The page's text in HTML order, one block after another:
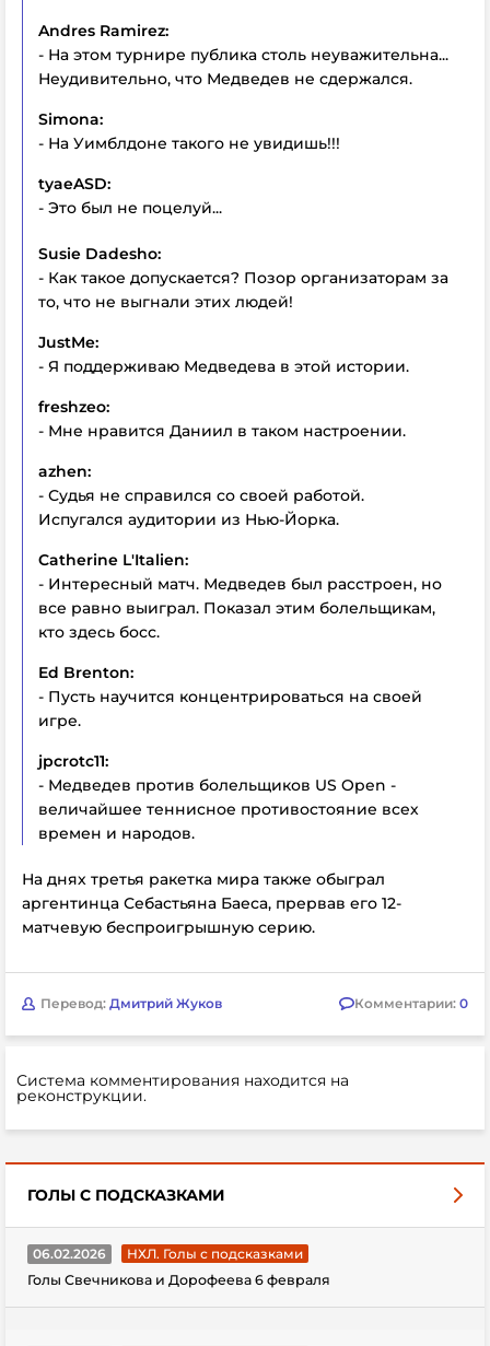
Andres Ramirez:
- На этом турнире публика столь неуважительна...
Неудивительно, что Медведев не сдержался.
Simona:
- На Уимблдоне такого не увидишь!!!
tyaeASD:
- Это был не поцелуй...
Susie Dadesho:
- Как такое допускается? Позор организаторам за
то, что не выгнали этих людей!
JustMe:
- Я поддерживаю Медведева в этой истории.
freshzeo:
- Мне нравится Даниил в таком настроении.
azhen:
- Судья не справился со своей работой.
Испугался аудитории из Нью-Йорка.
Catherine L'Italien:
- Интересный матч. Медведев был расстроен, но
все равно выиграл. Показал этим болельщикам,
кто здесь босс.
Ed Brenton:
- Пусть научится концентрироваться на своей
игре.
jpcrotc11:
- Медведев против болельщиков US Open -
величайшее теннисное противостояние всех
времен и народов.
На днях третья ракетка мира также обыграл
аргентинца Себастьяна Баеса, прервав его 12-
матчевую беспроигрышную серию.
Перевод: Дмитрий Жуков Комментарии: 0
Система комментирования находится на
реконструкции.
ГОЛЫ С ПОДСКАЗКАМИ
06.02.2026
НХЛ. Голы с подсказками
Голы Свечникова и Дорофеева 6 февраля